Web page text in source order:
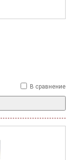
В сравнение